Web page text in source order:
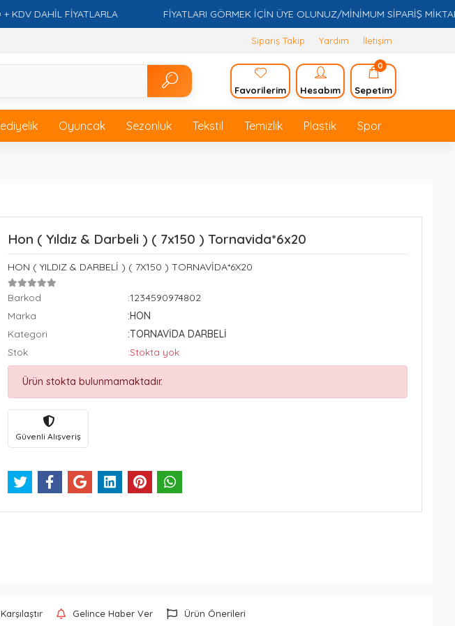
DAHİL FİYATLARLA FİYATLARI GÖRMEK İÇİN ÜYE OLUNUZ/MİNİMUM SİPARİŞ MİKTARI
Sipariş Takip Yardım İletişim
Favorilerim Hesabım
0
Sepetim
Oyuncak Sezonluk Tekstil Temizlik Plastik Spor
Hon ( Yıldız & Darbeli ) ( 7x150 ) Tornavida*6x20
HON ( YILDIZ & DARBELİ ) ( 7X150 ) TORNAVİDA*6X20
Barkod
:1234590974802
Marka
:HON
Kategori
:TORNAVİDA DARBELİ
Stok
:Stokta yok
Ürün stokta bulunmamaktadır.
Güvenli Alışveriş
Karşılaştır Gelince Haber Ver Ürün Önerileri